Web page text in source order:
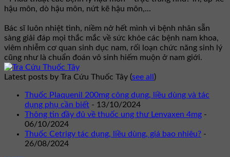
hậu môn, dò hậu môn, nứt kẽ hậu môn,...
Bác sĩ luôn nhiệt tình, niềm nở hết mình vì bệnh nhân sẵn
sàng giải đáp mọi thắc mắc về sức khỏe các bệnh nam khoa,
viêm nhiễm cơ quan sinh dục nam, rối loạn chức năng sinh lý
cũng như là chuẩn đoán vô sinh hiếm muộn ở nam giới.
Latest posts by Tra Cứu Thuốc Tây (see all )
Thuốc Plaquenil 200mg công dụng, liều dùng và tác
dụng phụ cần biết - 13/10/2024
Thông tin đầy đủ về thuốc ung thư Lenvaxen 4mg -
06/10/2024
Thuốc Cetrigy tác dụng, liều dùng, giá bao nhiêu? -
26/08/2024